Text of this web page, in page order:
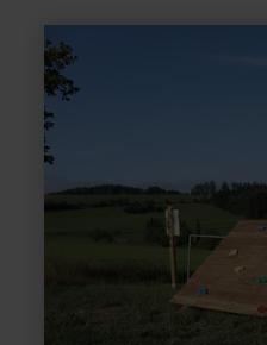
erfahren
zu:
Aktiv
Gesund
Parcours